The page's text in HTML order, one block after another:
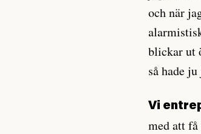
och när
blickar ut
så hade
Vi
med att